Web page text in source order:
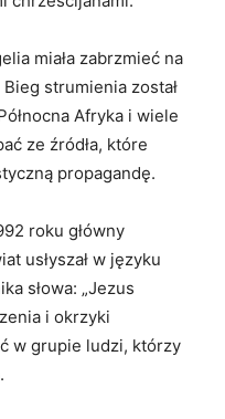
miała zabrzmieć na
strumienia został
Afryka i wiele
ze źródła, które
pro­pagandę.
roku główny
usłyszał w języku
słowa: „Jezus
i okrzyki
w grupie ludzi, którzy